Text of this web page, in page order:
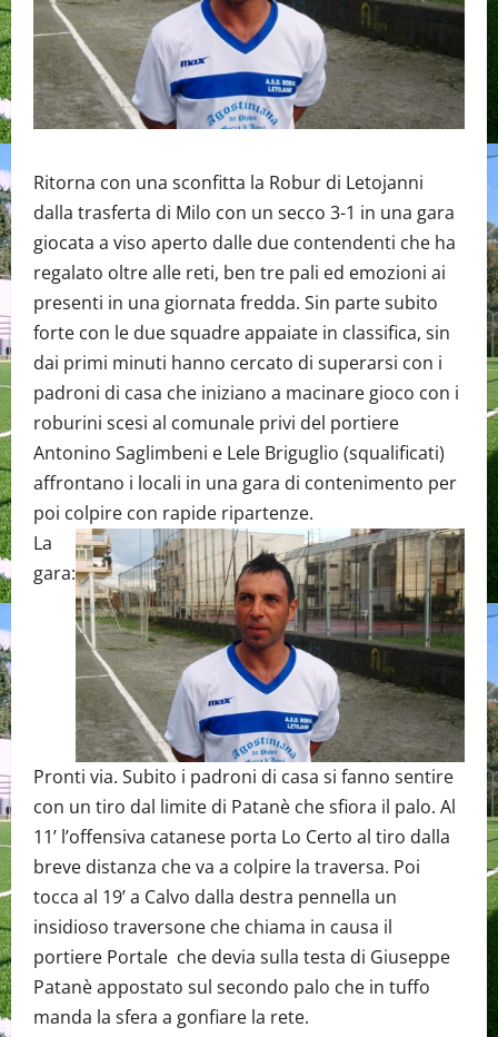
Ritorna con una sconfitta la Robur di Letojanni
dalla trasferta di Milo con un secco 3-1 in una gara
giocata a viso aperto dalle due contendenti che ha
regalato oltre alle reti, ben tre pali ed emozioni ai
presenti in una giornata fredda. Sin parte subito
forte con le due squadre appaiate in classifica, sin
dai primi minuti hanno cercato di superarsi con i
padroni di casa che iniziano a macinare gioco con i
roburini scesi al comunale privi del portiere
Antonino Saglimbeni e Lele Briguglio (squalificati)
affrontano i locali in una gara di contenimento per
poi colpire con rapide ripartenze.
La
gara:
Pronti via. Subito i padroni di casa si fanno sentire
con un tiro dal limite di Patanè che sfiora il palo. Al
11’ l’offensiva catanese porta Lo Certo al tiro dalla
breve distanza che va a colpire la traversa. Poi
tocca al 19’ a Calvo dalla destra pennella un
insidioso traversone che chiama in causa il
portiere Portale che devia sulla testa di Giuseppe
Patanè appostato sul secondo palo che in tuffo
manda la sfera a gonfiare la rete.